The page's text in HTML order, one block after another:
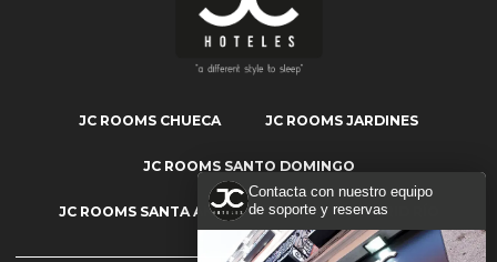
JC ROOMS CHUECA JC ROOMS JARDINES
JC ROOMS SANTO DOMINGO
JC ROOMS SANTA ANA JC ROOMS MADRID RÍO
Contacta con nuestro equipo
de soporte y reservas